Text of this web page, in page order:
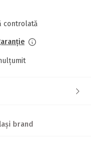
controlată
brand